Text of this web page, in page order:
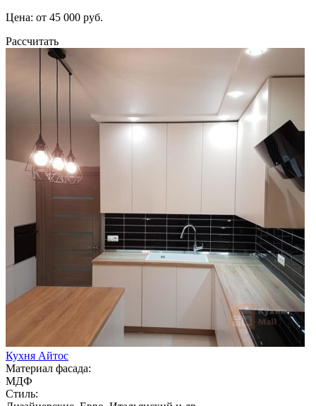
Цена: от 45 000 руб.
Рассчитать
Кухня Айтос
Материал фасада:
МДФ
Стиль: